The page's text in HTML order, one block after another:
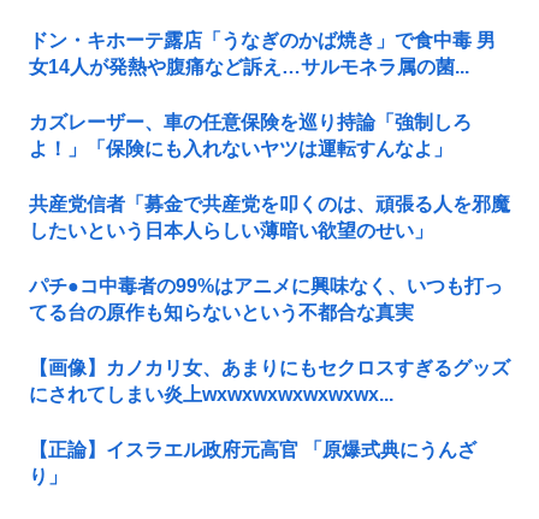
ドン・キホーテ露店「うなぎのかば焼き」で食中毒 男
女14人が発熱や腹痛など訴え…サルモネラ属の菌...
カズレーザー、車の任意保険を巡り持論「強制しろ
よ！」「保険にも入れないヤツは運転すんなよ」
共産党信者「募金で共産党を叩くのは、頑張る人を邪魔
したいという日本人らしい薄暗い欲望のせい」
パチ●コ中毒者の99%はアニメに興味なく、いつも打っ
てる台の原作も知らないという不都合な真実
【画像】カノカリ女、あまりにもセクロスすぎるグッズ
にされてしまい炎上wxwxwxwxwxwxwx...
【正論】イスラエル政府元高官 「原爆式典にうんざ
り」